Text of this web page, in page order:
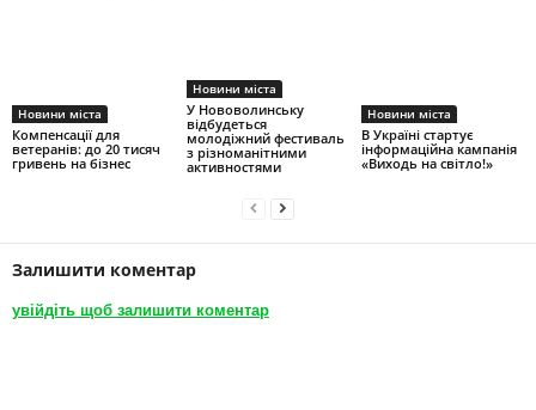
Новини міста
Компенсації для
ветеранів: до 20 тисяч
гривень на бізнес
Новини міста
У Нововолинську
відбудеться
молодіжний фестиваль
з різноманітними
активностями
Новини міста
В Україні стартує
інформаційна кампанія
«Виходь на світло!»
Залишити коментар
увійдіть щоб залишити коментар